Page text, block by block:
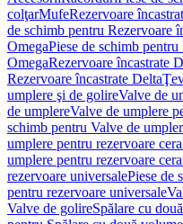
colţarMufeRezervoare
de schimb pentru Rezervoare
OmegaPiese de schimb
OmegaRezervoare încastrate
Rezervoare încastrate Delta
umplere şi de golireValve de
de umplereValve de umplere
schimb pentru Valve de
umplere pentru rezervoare
umplere pentru rezervoare
rezervoare universalePiese de
pentru rezervoare universale
Valve de golireSpălare cu